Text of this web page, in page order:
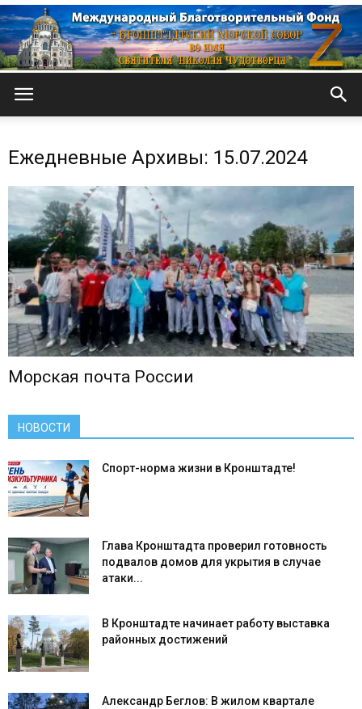
собор
Ежедневные Архивы: 15.07.2024
Морская почта России
НОВОСТИ
Спорт-норма жизни в Кронштадте!
Глава Кронштадта проверил готовность
подвалов домов для укрытия в случае
атаки...
В Кронштадте начинает работу выставка
районных достижений
Александр Беглов: В жилом квартале